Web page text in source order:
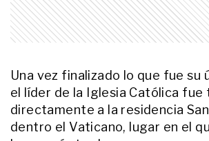
Una vez finalizado lo que fue su
el líder de la Iglesia Católica fue
directamente a la residencia
dentro el Vaticano, lugar en el
ENTRETENIMIENTO
A un mes de la
Solari, la inédita
amamos"
ENTRETENIMIENTO
El primer parte
muerte del Indio
investigación